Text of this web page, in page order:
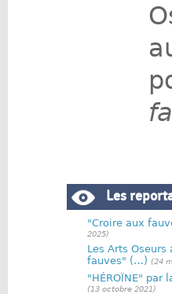
Les
"Croire aux
2025)
Les Arts
fauves" (…) (24
"HÉROÏNE" par
(13 octobre 2021)